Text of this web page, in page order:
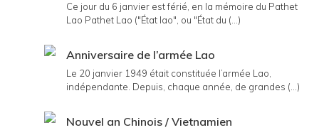
Ce jour du 6 janvier est férié, en la mémoire du Pathet
Lao Pathet Lao ("État lao", ou "État du (...)
Anniversaire de l’armée Lao
Le 20 janvier 1949 était constituée l’armée Lao,
indépendante. Depuis, chaque année, de grandes (...)
Nouvel an Chinois / Vietnamien